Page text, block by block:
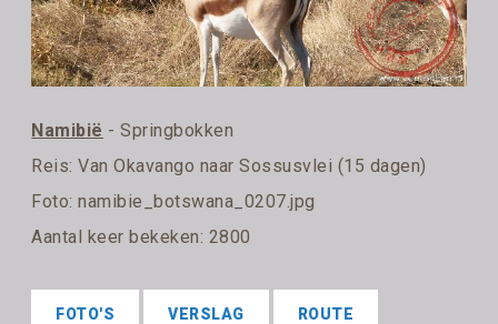
Namibië - Springbokken
Reis:Van Okavango naar Sossusvlei (15 dagen)
Foto: namibie_botswana_0207.jpg
Aantal keer bekeken: 2800
FOTO'S VERSLAG ROUTE